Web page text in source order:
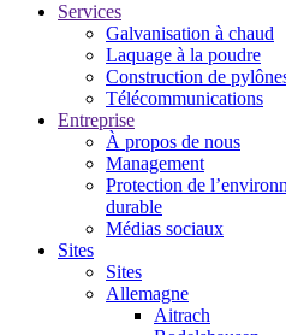
Services
Galvanisation à chaud
Laquage à la poudre
Construction de
Télécommunications
Entreprise
À propos de nous
Management
Protection de
durable
Médias sociaux
Sites
Sites
Allemagne
Aitrach